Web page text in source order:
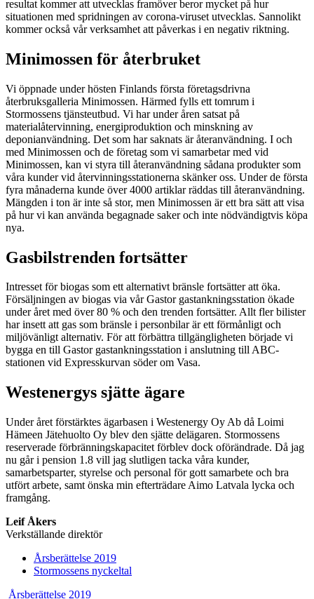
resultat kommer att utvecklas framöver beror mycket på hur
situationen med spridningen av corona-viruset utvecklas. Sannolikt
kommer också vår verksamhet att påverkas i en negativ riktning.
Minimossen för återbruket
Vi öppnade under hösten Finlands första företagsdrivna
återbruksgalleria Minimossen. Härmed fylls ett tomrum i
Stormossens tjänsteutbud. Vi har under åren satsat på
materialåtervinning, energiproduktion och minskning av
deponianvändning. Det som har saknats är återanvändning. I och
med Minimossen och de företag som vi samarbetar med vid
Minimossen, kan vi styra till återanvändning sådana produkter som
våra kunder vid återvinningsstationerna skänker oss. Under de första
fyra månaderna kunde över 4000 artiklar räddas till återanvändning.
Mängden i ton är inte så stor, men Minimossen är ett bra sätt att visa
på hur vi kan använda begagnade saker och inte nödvändigtvis köpa
nya.
Gasbilstrenden fortsätter
Intresset för biogas som ett alternativt bränsle fortsätter att öka.
Försäljningen av biogas via vår Gastor gastankningsstation ökade
under året med över 80 % och den trenden fortsätter. Allt fler bilister
har insett att gas som bränsle i personbilar är ett förmånligt och
miljövänligt alternativ. För att förbättra tillgängligheten började vi
bygga en till Gastor gastankningsstation i anslutning till ABC-
stationen vid Expresskurvan söder om Vasa.
Westenergys sjätte ägare
Under året förstärktes ägarbasen i Westenergy Oy Ab då Loimi
Hämeen Jätehuolto Oy blev den sjätte delägaren. Stormossens
reserverade förbränningskapacitet förblev dock oförändrade. Då jag
nu går i pension 1.8 vill jag slutligen tacka våra kunder,
samarbetsparter, styrelse och personal för gott samarbete och bra
utfört arbete, samt önska min efterträdare Aimo Latvala lycka och
framgång.
Leif Åkers
Verkställande direktör
Previous
page:
Årsberättelse 2019
Next
Stormossens nyckeltal
Previous
Next
Årsberättelse 2019